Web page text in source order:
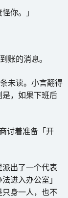
你。」
账的消息。
未读。小言翻得
，如果下班后
讨着准备「开
出了一个代表
进入办公室」
身一人，也不